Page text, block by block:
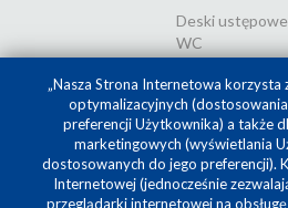
Deski
WC
„Nasza Strona Internetowa
optymalizacyjnych
preferencji Użytkownika) a także
marketingowych (wyświetlania
dostosowanych do jego preferencji).
Internetowej (jednocześnie
przeglądarki internetowej na